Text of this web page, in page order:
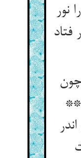
نور
فتاد
**